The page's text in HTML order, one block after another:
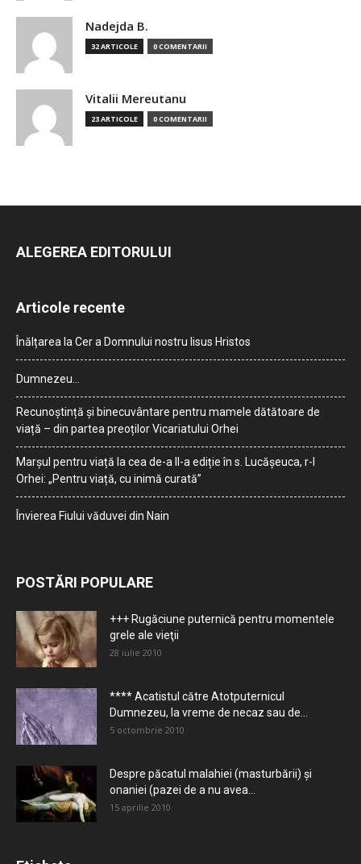
Nadejda B.
32 ARTICOLE 0 COMENTARII
Vitalii Mereutanu
23 ARTICOLE 0 COMENTARII
ALEGEREA EDITORULUI
Articole recente
Înălțarea la Cer a Domnului nostru Iisus Hristos
Dumnezeu…
Recunoștință și binecuvântare pentru mamele dătătoare de
viață – din partea preoților Vicariatului Orhei
Marșul pentru viață la cea de-a II-a ediție în s. Lucășeuca, r-l
Orhei: „Pentru viață, cu inimă curată”
Învierea Fiului văduvei din Nain
POSTĂRI POPULARE
+++ Rugăciune puternică pentru momentele
grele ale vieţii
28 iulie 2010
**** Acatistul către Atotputernicul
Dumnezeu, la vreme de necaz sau de...
5 octombrie 2010
Despre păcatul malahiei (masturbării) şi
onaniei (pazei de a nu avea...
15 aprilie 2010